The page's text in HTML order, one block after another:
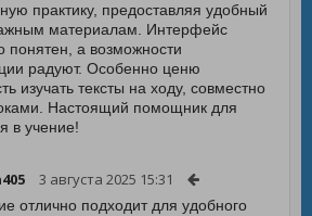
практику, предоставляя удобный
материалам. Интерфейс
понятен, а возможности
радуют. Особенно ценю
изучать тексты на ходу, совместно
Настоящий помощник для
в учение!
3 августа 2025 15:31
отлично подходит для удобного